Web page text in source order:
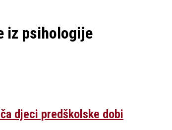
iz psihologije
djeci predškolske dobi